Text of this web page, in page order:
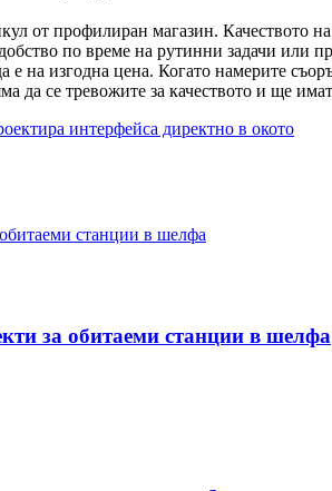
от профилиран магазин. Качеството
по време на рутинни задачи или
е на изгодна цена. Когато намерите
да се тревожите за качеството и ще
интерфейса директно в окото
за обитаеми станции в шелфа